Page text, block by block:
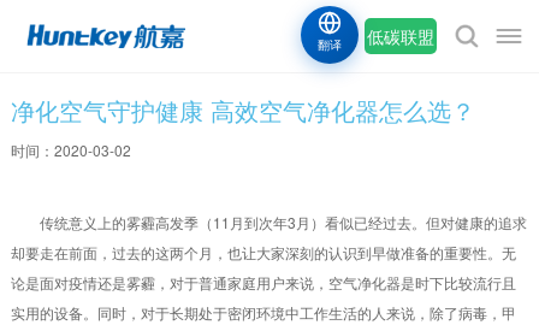
低碳联盟
翻译
净化空气守护健康 高效空气净化器怎么选？
时间：2020-03-02
传统意义上的雾霾高发季（11月到次年3月）看似已经过去。但对健康的追求
却要走在前面，过去的这两个月，也让大家深刻的认识到早做准备的重要性。无
论是面对疫情还是雾霾，对于普通家庭用户来说，空气净化器是时下比较流行且
实用的设备。同时，对于长期处于密闭环境中工作生活的人来说，除了病毒，甲